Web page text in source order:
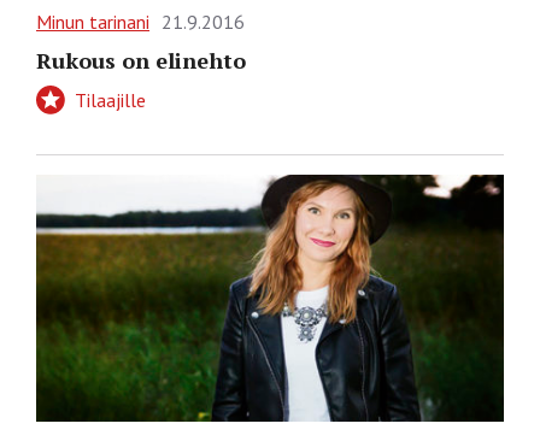
Minun tarinani 21.9.2016
Rukous on elinehto
Tilaajille